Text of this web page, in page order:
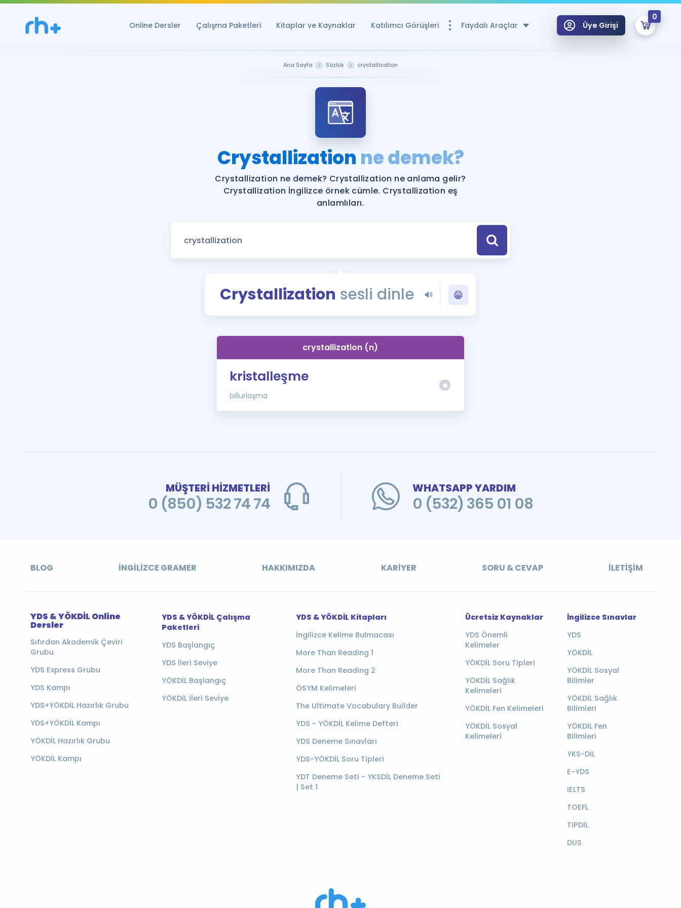
Online Dersler Çalışma Paketleri Kitaplar ve Kaynaklar Katılımcı Görüşleri Faydalı Araçlar
Ücretsiz Kaynaklar
YDS ve YÖKDİL Puan Hesaplama Aracı
YDS ve YÖKDİL'e Hazırlananlar için Öneriler
Eğitim ve Kitaplara Özel Fırsatlar
YDS - YÖKDİL Tüm Sınavlarla İlgili Haberler
İngilizce Gramer
İngilizce Gramer ve Konu Anlatımı
Üye Girişi
0
Remzi Hoca ile seni sınava hazırlayacak onlarca eğitim seni bekliyor!
Ana Sayfa Sözlük crystallization
Crystallization ne demek?
Crystallization ne demek? Crystallization ne anlama gelir?
Crystallization İngilizce örnek cümle. Crystallization eş
anlamlıları.
Crystallization sesli dinle
crystallization (n)
kristalleşme
billurlaşma
MÜŞTERİ HİZMETLERİ
0 (850) 532 74 74
WHATSAPP YARDIM
0 (532) 365 01 08
BLOG İNGILIZCE GRAMER HAKKIMIZDA KARIYER SORU & CEVAP İLETIŞIM
YDS & YÖKDİL Online
Dersler
Sıfırdan Akademik Çeviri
Grubu
YDS Express Grubu
YDS Kampı
YDS+YÖKDİL Hazırlık Grubu
YDS+YÖKDİL Kampı
YÖKDİL Hazırlık Grubu
YÖKDİL Kampı
YDS & YÖKDİL Çalışma
Paketleri
YDS Başlangıç
YDS İleri Seviye
YÖKDİL Başlangıç
YÖKDİL İleri Seviye
YDS & YÖKDİL Kitapları
İngilizce Kelime Bulmacası
More Than Reading 1
More Than Reading 2
ÖSYM Kelimeleri
The Ultimate Vocabulary Builder
YDS - YÖKDİL Kelime Defteri
YDS Deneme Sınavları
YDS-YÖKDİL Soru Tipleri
YDT Deneme Seti - YKSDİL Deneme Seti
| Set 1
Ücretsiz Kaynaklar
YDS Önemli
Kelimeler
YÖKDİL Soru Tipleri
YÖKDİL Sağlık
Kelimeleri
YÖKDİL Fen Kelimeleri
YÖKDİL Sosyal
Kelimeleri
İngilizce Sınavlar
YDS
YÖKDİL
YÖKDİL Sosyal
Bilimler
YÖKDİL Sağlık
Bilimleri
YÖKDİL Fen
Bilimleri
YKS-DİL
E-YDS
IELTS
TOEFL
TIPDİL
DUS